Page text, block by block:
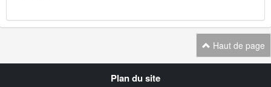
Haut de page
Plan du site